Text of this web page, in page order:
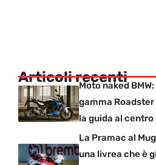
Articoli recenti
Moto naked
gamma
la guida al centro
La Pramac al
una livrea che è